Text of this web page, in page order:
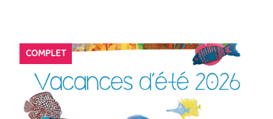
COMPLET